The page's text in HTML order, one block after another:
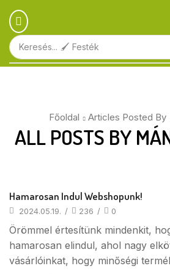
Keresés... 🖌️ Festék
Főoldal Articles Posted By
ALL POSTS BY
Hamarosan Indul Webshopunk!
2024.05.19. / 236 / 0
Örömmel értesítünk mindenkit,
hamarosan elindul, ahol nagy
vásárlóinkat, hogy minőségi